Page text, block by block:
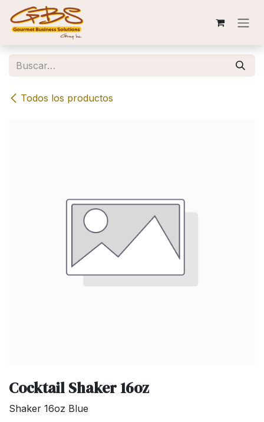
Ir al contenido
Todos los productos
Cocktail Shaker 16oz
Shaker 16oz Blue